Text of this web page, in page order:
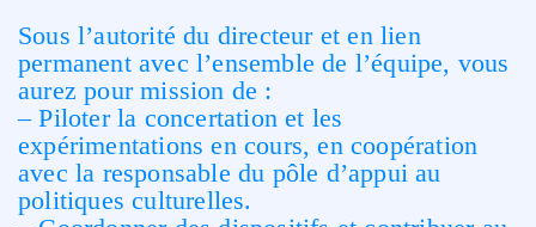
Sous l’autorité du directeur et en lien
permanent avec l’ensemble de l’équipe, vous
aurez pour mission de :
– Piloter la concertation et les
expérimentations en cours, en coopération
avec la responsable du pôle d’appui au
politiques culturelles.